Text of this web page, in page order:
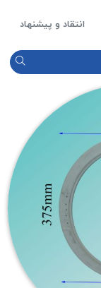
انتقاد و پیشنهاد